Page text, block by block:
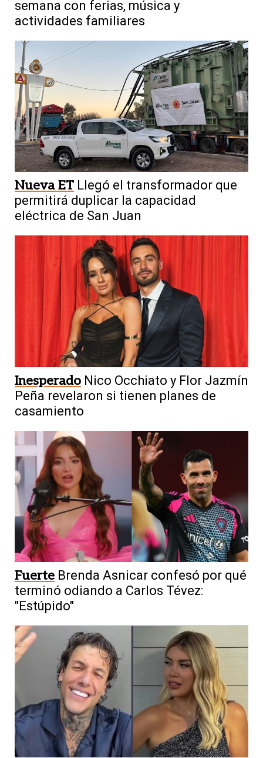
semana con ferias, música y
actividades familiares
Nueva ET Llegó el transformador que
permitirá duplicar la capacidad
eléctrica de San Juan
Inesperado Nico Occhiato y Flor Jazmín
Peña revelaron si tienen planes de
casamiento
Fuerte Brenda Asnicar confesó por qué
terminó odiando a Carlos Tévez:
"Estúpido"